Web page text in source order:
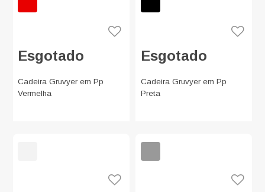
Esgotado
Cadeira Gruvyer em Pp
Vermelha
Esgotado
Cadeira Gruvyer em Pp
Preta